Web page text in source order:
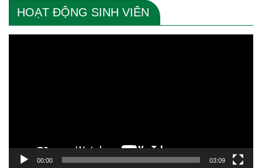
HOẠT ĐỘNG SINH VIÊN
00:00 03:09